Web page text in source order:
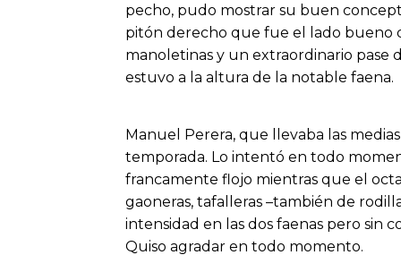
pecho, pudo mostrar su buen
pitón derecho que fue el lado bueno
manoletinas y un extraordinario pase
estuvo a la altura de la notable faena.
Manuel Perera, que llevaba las
temporada. Lo intentó en todo
francamente flojo mientras que el
gaoneras, tafalleras –también de
intensidad en las dos faenas pero sin
Quiso agradar en todo momento.